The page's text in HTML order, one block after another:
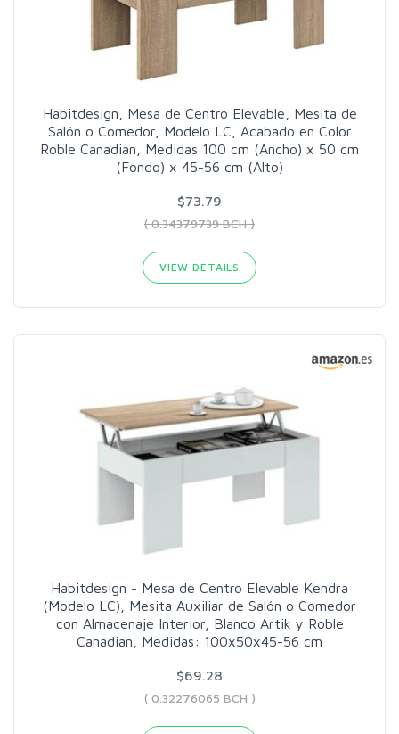
Habitdesign, Mesa de Centro Elevable, Mesita de
Salón o Comedor, Modelo LC, Acabado en Color
Roble Canadian, Medidas 100 cm (Ancho) x 50 cm
(Fondo) x 45-56 cm (Alto)
$73.79
( 0.34379739 BCH )
VIEW DETAILS
Habitdesign - Mesa de Centro Elevable Kendra
(Modelo LC), Mesita Auxiliar de Salón o Comedor
con Almacenaje Interior, Blanco Artik y Roble
Canadian, Medidas: 100x50x45-56 cm
$69.28
( 0.32276065 BCH )